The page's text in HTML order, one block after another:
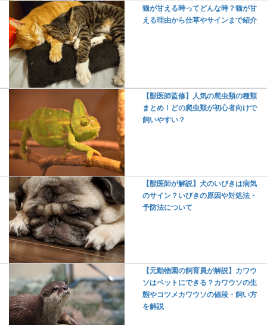
猫が甘える時ってどんな時？猫が甘
える理由から仕草やサインまで紹介
【獣医師監修】人気の爬虫類の種類
まとめ！どの爬虫類が初心者向けで
飼いやすい？
【獣医師が解説】犬のいびきは病気
のサイン？いびきの原因や対処法・
予防法について
【元動物園の飼育員が解説】カワウ
ソはペットにできる？カワウソの生
態やコツメカワウソの値段・飼い方
を解説